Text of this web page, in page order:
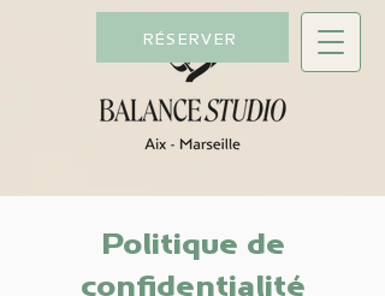
RÉSERVER
Politique de
confidentialité